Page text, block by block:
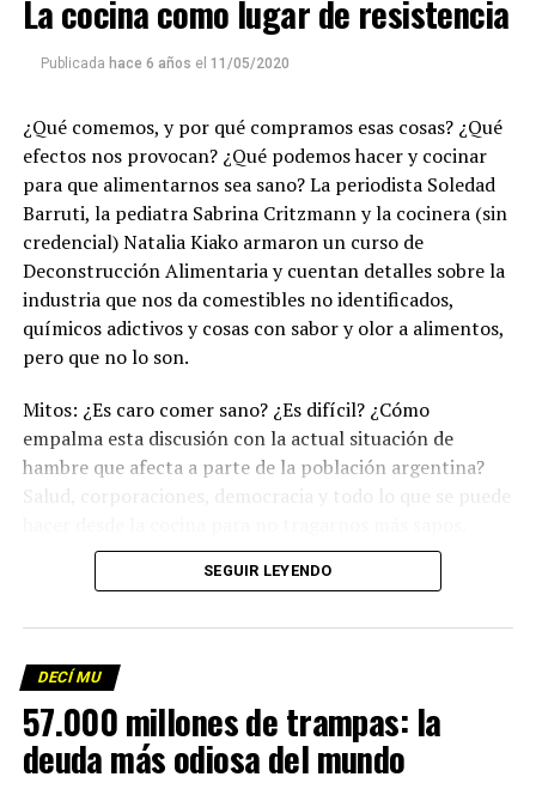
emitir todos los programas de Decí MU
La cocina como lugar de resistencia
Publicada hace 6 años el 11/05/2020
¿Qué comemos, y por qué compramos esas cosas? ¿Qué
efectos nos provocan? ¿Qué podemos hacer y cocinar
para que alimentarnos sea sano? La periodista Soledad
Barruti, la pediatra Sabrina Critzmann y la cocinera (sin
credencial) Natalia Kiako armaron un curso de
Deconstrucción Alimentaria y cuentan detalles sobre la
industria que nos da comestibles no identificados,
químicos adictivos y cosas con sabor y olor a alimentos,
pero que no lo son.
Mitos: ¿Es caro comer sano? ¿Es difícil? ¿Cómo
empalma esta discusión con la actual situación de
hambre que afecta a parte de la población argentina?
Salud, corporaciones, democracia y todo lo que se puede
(Escuchá el programa completo).
Foto: Martina Perosa
Descargar el programa
La reproducción de este programa es libre. Sólo tenés
que mandar un mail ainfolavaca@yahoo.com.ar
SEGUIR LEYENDO
DECÍ MU
57.000 millones de trampas: la
deuda más odiosa del mundo